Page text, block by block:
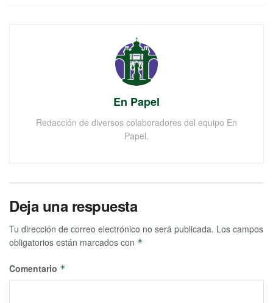
En Papel
Redacción de diversos colaboradores del equipo En
Papel.
Deja una respuesta
Tu dirección de correo electrónico no será publicada. Los campos
obligatorios están marcados con *
Comentario *